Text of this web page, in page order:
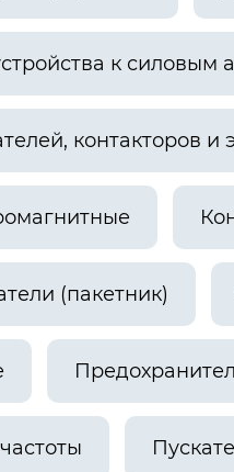
к силовым
контакторов и
(пакетник)